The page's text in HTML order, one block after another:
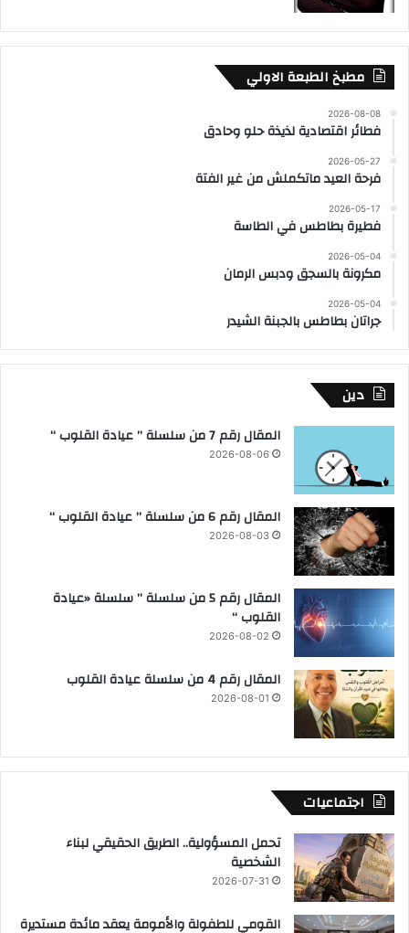
مطبخ الطبعة الاولي
2026-08-08
فطائر اقتصادية لذيذة حلو وحادق
2026-05-27
فرحة العيد ماتكملش من غير الفتة
2026-05-17
فطيرة بطاطس في الطاسة
2026-05-04
مكرونة بالسجق ودبس الرمان
2026-05-04
جراتان بطاطس بالجبنة الشيدر
دين
المقال رقم 7 من سلسلة ” عيادة القلوب “
2026-08-06
المقال رقم 6 من سلسلة ” عيادة القلوب “
2026-08-03
المقال رقم 5 من سلسلة ” سلسلة «عيادة
القلوب “
2026-08-02
المقال رقم 4 من سلسلة عيادة القلوب
2026-08-01
اجتماعيات
تحمل المسؤولية.. الطريق الحقيقي لبناء
الشخصية
2026-07-31
القومي للطفولة والأمومة يعقد مائدة مستديرة